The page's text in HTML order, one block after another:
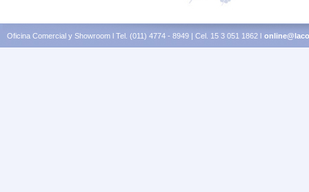
Oficina Comercial y Showroom l Tel. (011) 4774 - 8949 | Cel. 15 3 051 1862 l